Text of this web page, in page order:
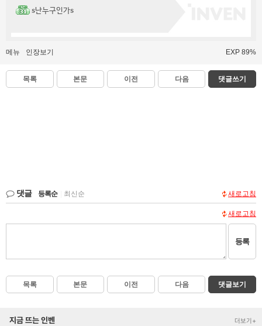
s난누구인가s
메뉴 인장보기 EXP 89%
목록 본문 이전 다음 댓글쓰기
댓글 등록순 최신순 새로고침
새로고침
등록
목록 본문 이전 다음 댓글보기
지금 뜨는 인벤 더보기+